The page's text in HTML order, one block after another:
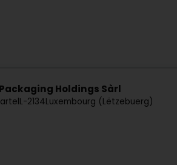
Holdings Sàrl
L-2134Luxembourg (Lëtzebuerg)